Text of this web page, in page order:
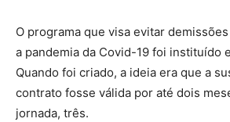
O programa que visa evitar
a pandemia da Covid-19 foi instituído
Quando foi criado, a ideia era que a
contrato fosse válida por até dois
jornada, três.